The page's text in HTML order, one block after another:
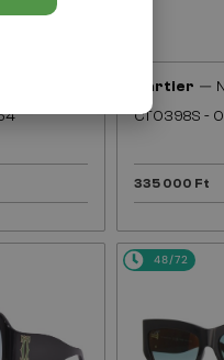
Cartier —
CT0398S -
335 000 Ft
48/72